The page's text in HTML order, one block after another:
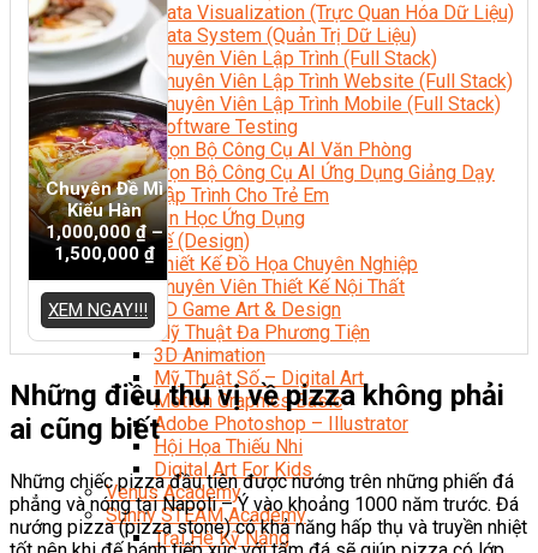
Data Visualization (Trực Quan Hóa Dữ Liệu)
Data System (Quản Trị Dữ Liệu)
Chuyên Viên Lập Trình (Full Stack)
Chuyên Viên Lập Trình Website (Full Stack)
Chuyên Viên Lập Trình Mobile (Full Stack)
Software Testing
Trọn Bộ Công Cụ AI Văn Phòng
Trọn Bộ Công Cụ AI Ứng Dụng Giảng Dạy
Lập Trình Cho Trẻ Em
Tin Học Ứng Dụng
Thiết Kế (Design)
Thiết Kế Đồ Họa Chuyên Nghiệp
Chuyên Viên Thiết Kế Nội Thất
3D Game Art & Design
Mỹ Thuật Đa Phương Tiện
3D Animation
Mỹ Thuật Số – Digital Art
Motion Graphics Basic
Adobe Photoshop – Illustrator
Hội Họa Thiếu Nhi
Digital Art For Kids
Venus Academy
Sunny STEAM Academy
Trại Hè Kỹ Năng
Chuyên Đề Mì
Kiểu Hàn
1,000,000₫–
1,500,000 ₫
XEM NGAY!!!
Những điều thú vị về pizza không phải
ai cũng biết
Những chiếc pizza đầu tiên được nướng trên những phiến đá
phẳng và nóng tại Napoli – Ý vào khoảng 1000 năm trước. Đá
nướng pizza (pizza stone) có khả năng hấp thụ và truyền nhiệt